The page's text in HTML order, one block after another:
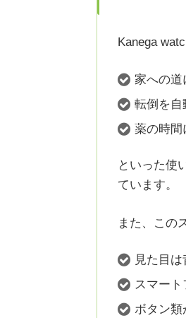
Kanega
家への道
転倒を自
薬の時間
といった使
ています。
また、この
見た目
スマー
ボタン類